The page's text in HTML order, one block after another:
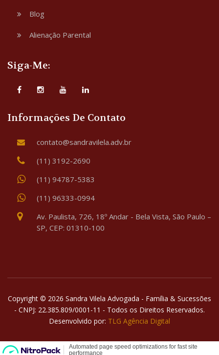
Blog
Alienação Parental
Siga-Me:
Informações De Contato
contato@sandravilela.adv.br
(11) 3192-2690
(11) 94787-5383
(11) 96333-0994
Av. Paulista, 726, 18º Andar - Bela Vista, São Paulo –
SP, CEP: 01310-100
Copyright © 2026 Sandra Vilela Advogada - Família & Sucessões
- CNPJ: 22.385.809/0001-11 - Todos os Direitos Reservados.
Desenvolvido por: TLG Agência Digital